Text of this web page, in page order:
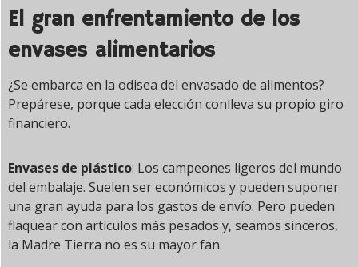
El gran enfrentamiento de los
envases alimentarios
¿Se embarca en la odisea del envasado de alimentos?
Prepárese, porque cada elección conlleva su propio giro
financiero.
Envases de plástico: Los campeones ligeros del mundo
del embalaje. Suelen ser económicos y pueden suponer
una gran ayuda para los gastos de envío. Pero pueden
flaquear con artículos más pesados y, seamos sinceros,
la Madre Tierra no es su mayor fan.